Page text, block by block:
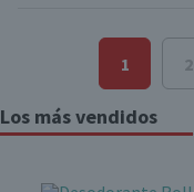
1 2
Los más vendidos